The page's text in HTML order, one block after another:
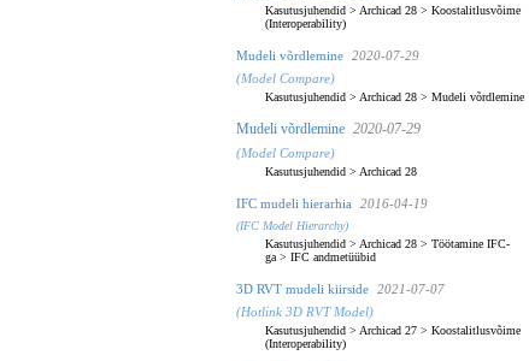
Kasutusjuhendid > Archicad 28 > Koostalitlusvõime
(Interoperability)
Mudeli võrdlemine
2020-07-29
(Model Compare)
Kasutusjuhendid > Archicad 28 > Mudeli võrdlemine
Mudeli võrdlemine 2020-07-29
(Model Compare)
Kasutusjuhendid > Archicad 28
IFC mudeli hierarhia 2016-04-19
(IFC Model Hierarchy)
Kasutusjuhendid > Archicad 28 > Töötamine IFC-
ga > IFC andmetüübid
3D RVT mudeli kiirside
2021-07-07
(Hotlink 3D RVT Model)
Kasutusjuhendid > Archicad 27 > Koostalitlusvõime
(Interoperability)